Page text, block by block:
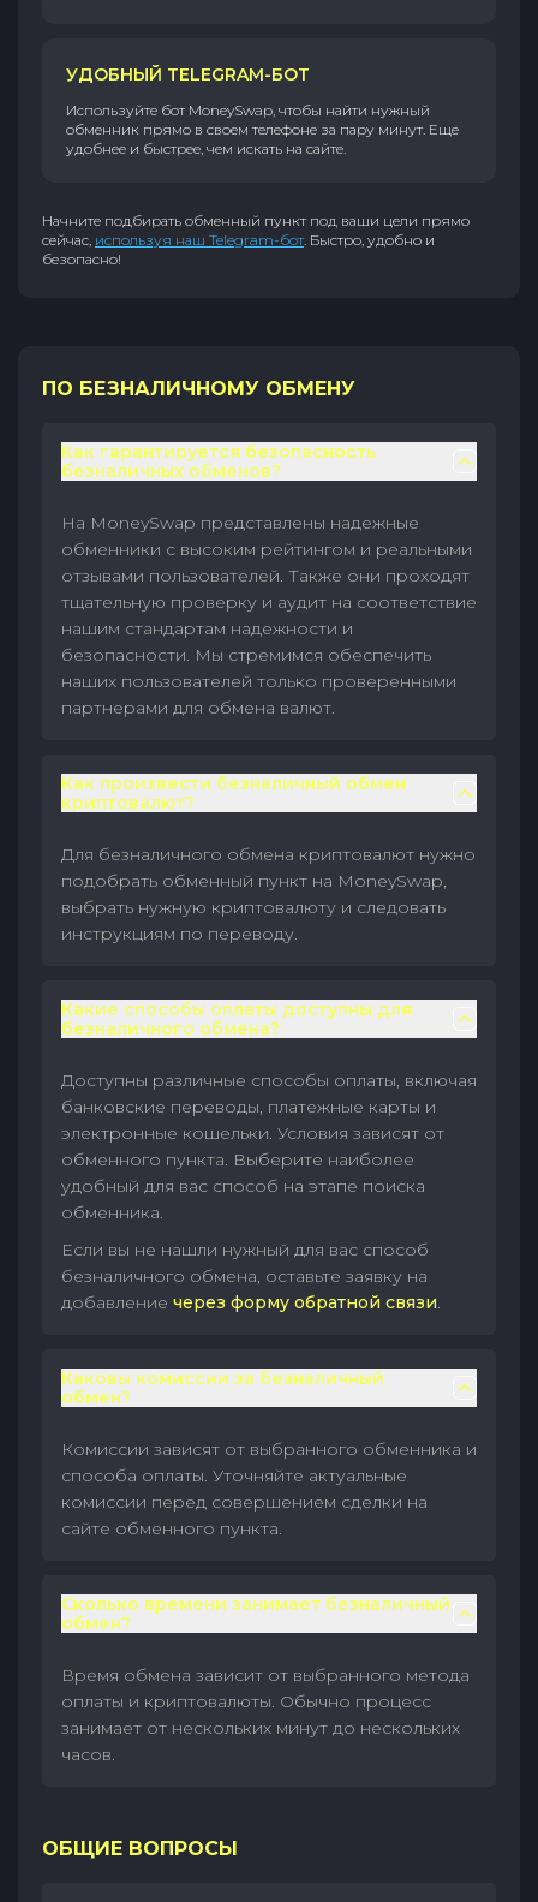
УДОБНЫЙ TELEGRAM-БОТ
Используйте бот MoneySwap, чтобы найти нужный
обменник прямо в своем телефоне за пару минут. Еще
удобнее и быстрее, чем искать на сайте.
Начните подбирать обменный пункт под ваши цели прямо
сейчас, используя наш Telegram-бот. Быстро, удобно и
безопасно!
ПО БЕЗНАЛИЧНОМУ ОБМЕНУ
Как гарантируется безопасность
безналичных обменов?
На MoneySwap представлены надежные
обменники с высоким рейтингом и реальными
отзывами пользователей. Также они проходят
тщательную проверку и аудит на соответствие
нашим стандартам надежности и
безопасности. Мы стремимся обеспечить
наших пользователей только проверенными
партнерами для обмена валют.
Как произвести безналичный обмен
криптовалют?
Для безналичного обмена криптовалют нужно
подобрать обменный пункт на MoneySwap,
выбрать нужную криптовалюту и следовать
инструкциям по переводу.
Какие способы оплаты доступны для
безналичного обмена?
Доступны различные способы оплаты, включая
банковские переводы, платежные карты и
электронные кошельки. Условия зависят от
обменного пункта. Выберите наиболее
удобный для вас способ на этапе поиска
обменника.
Если вы не нашли нужный для вас способ
безналичного обмена, оставьте заявку на
добавление через форму обратной связи.
Каковы комиссии за безналичный
обмен?
Комиссии зависят от выбранного обменника и
способа оплаты. Уточняйте актуальные
комиссии перед совершением сделки на
сайте обменного пункта.
Сколько времени занимает безналичный
обмен?
Время обмена зависит от выбранного метода
оплаты и криптовалюты. Обычно процесс
занимает от нескольких минут до нескольких
часов.
ОБЩИЕ ВОПРОСЫ